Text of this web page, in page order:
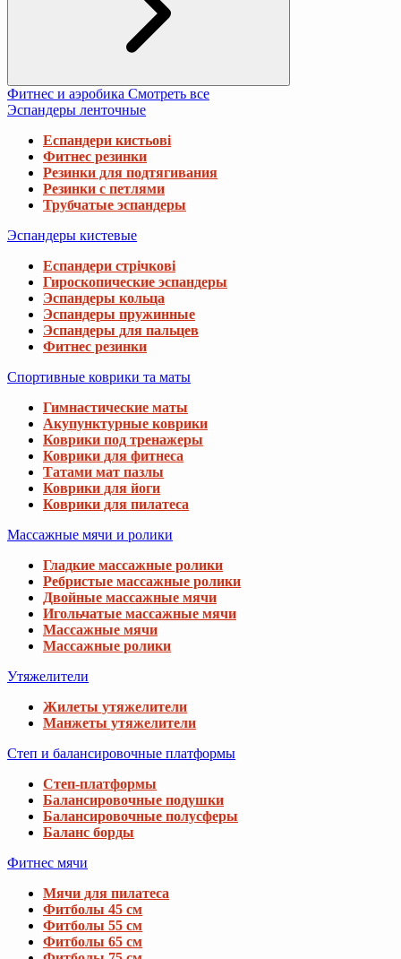
Фитнес и аэробика Смотреть все
Эспандеры ленточные
Еспандери кистьові
Фитнес резинки
Резинки для подтягивания
Резинки с петлями
Трубчатые эспандеры
Эспандеры кистевые
Еспандери стрічкові
Гироскопические эспандеры
Эспандеры кольца
Эспандеры пружинные
Эспандеры для пальцев
Фитнес резинки
Спортивные коврики та маты
Гимнастические маты
Акупунктурные коврики
Коврики под тренажеры
Коврики для фитнеса
Татами мат пазлы
Коврики для йоги
Коврики для пилатеса
Массажные мячи и ролики
Гладкие массажные ролики
Ребристые массажные ролики
Двойные массажные мячи
Игольчатые массажные мячи
Массажные мячи
Массажные ролики
Утяжелители
Жилеты утяжелители
Манжеты утяжелители
Степ и балансировочные платформы
Степ-платформы
Балансировочные подушки
Балансировочные полусферы
Баланс борды
Фитнес мячи
Мячи для пилатеса
Фитболы 45 см
Фитболы 55 см
Фитболы 65 см